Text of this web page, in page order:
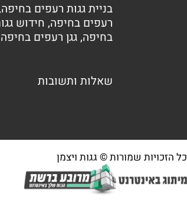
בניית גגות רעפים בחיפה
רעפים בחיפה, חידוש
בחיפה,גגן רעפים בחיפה
שאלות ותשובות
כל הזכויות שמורות © גגות ויצמן